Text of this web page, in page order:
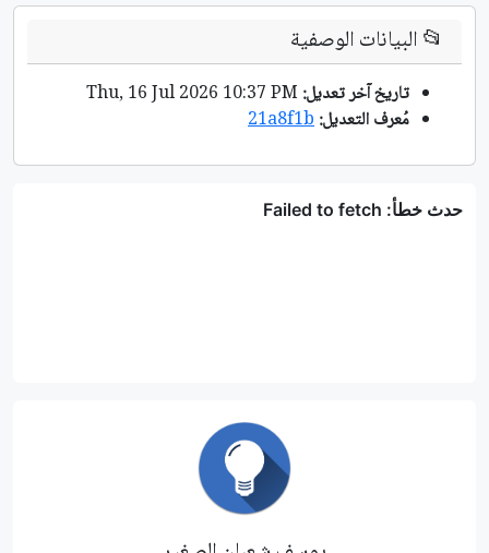
📂البيانات الوصفية
تاريخ آخر تعديل:
مُعرف التعديل:21a8f1b